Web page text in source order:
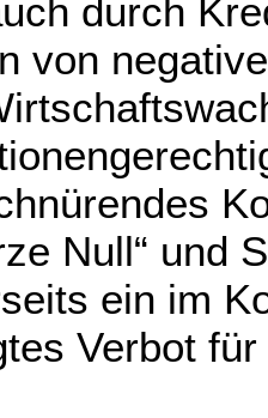
durch
von
Null“ und
ein im
Verbot